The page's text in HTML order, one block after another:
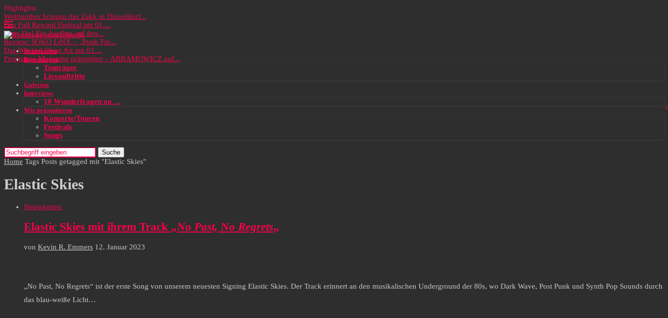
Highlights
Wolfmother bringen das Zakk in Düsseldorf...
Das Full Rewind Festival am 01....
Party On! Ein Ausflug auf den...
Review: SOKO LiNX – „Punk Für...
Das Wacken Open Air am 01....
Frontstage Magazine präsentiert – ABRAMOWICZ auf...
Neuigkeiten
Rezensionen
Tonträger
Liveauftritte
Galerien
Interviews
10 Wunderfragen an …
Wir präsentieren
Konzerte/Touren
Festivals
Songs
Suche
Home Tags Posts getagged mit "Elastic Skies"
Elastic Skies
Neuigkeiten
Elastic Skies mit ihrem Track „No Past, No Regrets„
von Kevin R. Emmers 12. Januar 2023
„No Past, No Regrets“ ist der erste Song von unserem neuesten Signing Elastic Skies. Der Track erinnert an den musikalischen Underground der 80s, wo Dark Wave, Post Punk und Synth Pop Sounds durch
das blau-weiße Licht…